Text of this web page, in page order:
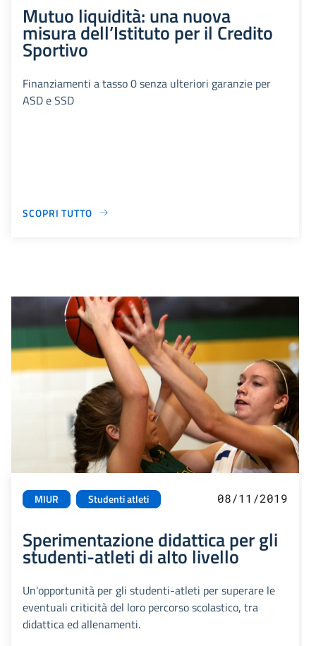
Mutuo liquidità: una nuova
misura dell’Istituto per il Credito
Sportivo
Finanziamenti a tasso 0 senza ulteriori garanzie per
ASD e SSD
SCOPRI TUTTO
MIUR Studenti atleti 08/11/2019
Sperimentazione didattica per gli
studenti-atleti di alto livello
Un'opportunità per gli studenti-atleti per superare le
eventuali criticità del loro percorso scolastico, tra
didattica ed allenamenti.